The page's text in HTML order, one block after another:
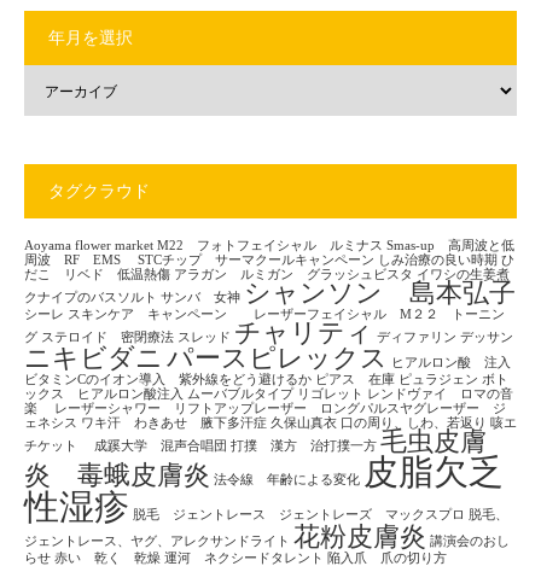
年月を選択
タグクラウド
Aoyama flower market M22 フォトフェイシャル ルミナス Smas-up 高周波と低
周波 RF EMS
STCチップ サーマクールキャンペーン しみ治療の良い時期 ひ
だこ リベド 低温熱傷 アラガン ルミガン グラッシュビスタ イワシの生姜煮
クナイプのバスソルト サンバ 女神 シャンソン 島本弘子
シーレ スキンケア キャンペーン レーザーフェイシャル M２２ トーニン
グ ステロイド 密閉療法 スレッド チャリティ ディファリン デッサン
ニキビダニ パースピレックス
ヒアルロン酸 注入
ビタミンCのイオン導入 紫外線をどう避けるか ピアス 在庫 ピュラジェン ボト
ックス ヒアルロン酸注入
ムーバブルタイプ リゴレット レンドヴァイ ロマの音
楽
レーザーシャワー リフトアップレーザー ロングパルスヤグレーザー ジ
ェネシス ワキ汗 わきあせ 腋下多汗症 久保山真衣 口の周り、しわ、若返り 咳エ
チケット
成蹊大学 混声合唱団 打撲 漢方 治打撲一方 毛虫皮膚
炎 毒蛾皮膚炎 法令線 年齢による変化
皮脂欠乏
性湿疹 脱毛 ジェントレース ジェントレーズ マックスプロ
脱毛、
ジェントレース、ヤグ、アレクサンドライト 花粉皮膚炎 講演会のおし
らせ 赤い 乾く 乾燥 運河 ネクシードタレント 陥入爪 爪の切り方